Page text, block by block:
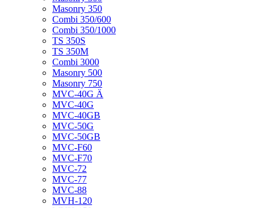
Masonry 350
Combi 350/600
Combi 350/1000
TS 350S
TS 350M
Combi 3000
Masonry 500
Masonry 750
MVC-40G Ä
MVC-40G
MVC-40GB
MVC-50G
MVC-50GB
MVC-F60
MVC-F70
MVC-72
MVC-77
MVC-88
MVH-120